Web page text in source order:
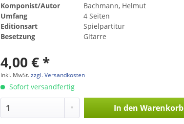
Komponist/Autor
Bachmann, Helmut
Umfang
4 Seiten
Editionsart
Spielpartitur
Besetzung
Gitarre
4,00 € *
inkl. MwSt.zzgl. Versandkosten
Sofort versandfertig
In den Warenkorb